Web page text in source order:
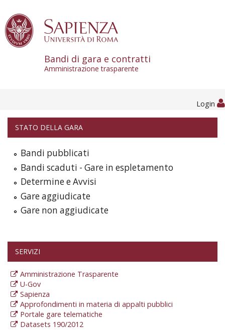
Bandi di gara e contratti
Amministrazione trasparente
Login
STATO DELLA GARA
Bandi pubblicati
Bandi scaduti - Gare in espletamento
Determine e Avvisi
Gare aggiudicate
Gare non aggiudicate
SERVIZI
Amministrazione Trasparente
U-Gov
Sapienza
Approfondimenti in materia di appalti pubblici
Portale gare telematiche
Datasets 190/2012